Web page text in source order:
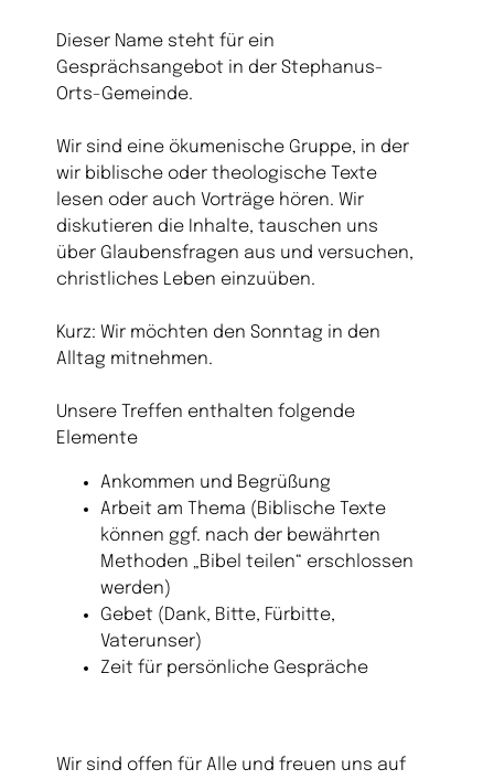
Dieser Name steht für ein
Gesprächsangebot in der Stephanus-
Orts-Gemeinde.
Wir sind eine ökumenische Gruppe, in der
wir biblische oder theologische Texte
lesen oder auch Vorträge hören. Wir
diskutieren die Inhalte, tauschen uns
über Glaubensfragen aus und versuchen,
christliches Leben einzuüben.
Kurz: Wir möchten den Sonntag in den
Alltag mitnehmen.
Unsere Treffen enthalten folgende
Elemente
Ankommen und Begrüßung
Arbeit am Thema (Biblische Texte
können ggf. nach der bewährten
Methoden „Bibel teilen“ erschlossen
werden)
Gebet (Dank, Bitte, Fürbitte,
Vaterunser)
Zeit für persönliche Gespräche
Wir sind offen für Alle und freuen uns auf